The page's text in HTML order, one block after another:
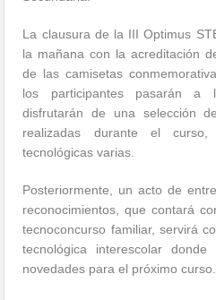
La clausura de la III Optimus
la mañana con la acreditación
de las camisetas
los participantes pasarán a
disfrutarán de una selección
realizadas durante el
tecnológicas varias.
Posteriormente, un acto de
reconocimientos, que contará
tecnoconcurso familiar, servirá
tecnológica interescolar
novedades para el próximo curso.